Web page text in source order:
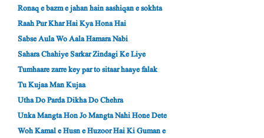
Ronaq e bazm e jahan hain aashiqan e sokhta
Raah Pur Khar Hai Kya Hona Hai
Sabse Aula Wo Aala Hamara Nabi
Sahara Chahiye Sarkar Zindagi Ke Liye
Tumhaare zarre key par to sitaar haaye falak
Tu Kujaa Man Kujaa
Utha Do Parda Dikha Do Chehra
Unka Mangta Hon Jo Mangta Nahi Hone Dete
Woh Kamal e Husn e Huzoor Hai Ki Guman e